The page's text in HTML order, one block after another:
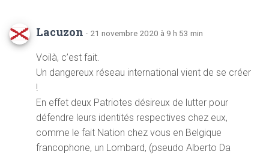
Lacuzon · 21 novembre 2020 à 9 h 53 min
Voilà, c’est fait.
Un dangereux réseau international vient de se créer
!
En effet deux Patriotes désireux de lutter pour
défendre leurs identités respectives chez eux,
comme le fait Nation chez vous en Belgique
francophone, un Lombard, (pseudo Alberto Da